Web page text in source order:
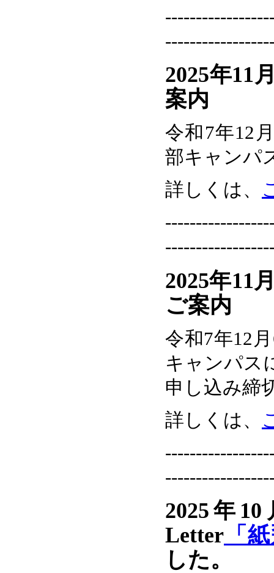
2025年11
案内
令和7年12
部キャンパ
詳しくは、
2025年11
ご案内
令和7年12
キャンパス
申し込み締
詳しくは、
2025年
Letter 「
した。